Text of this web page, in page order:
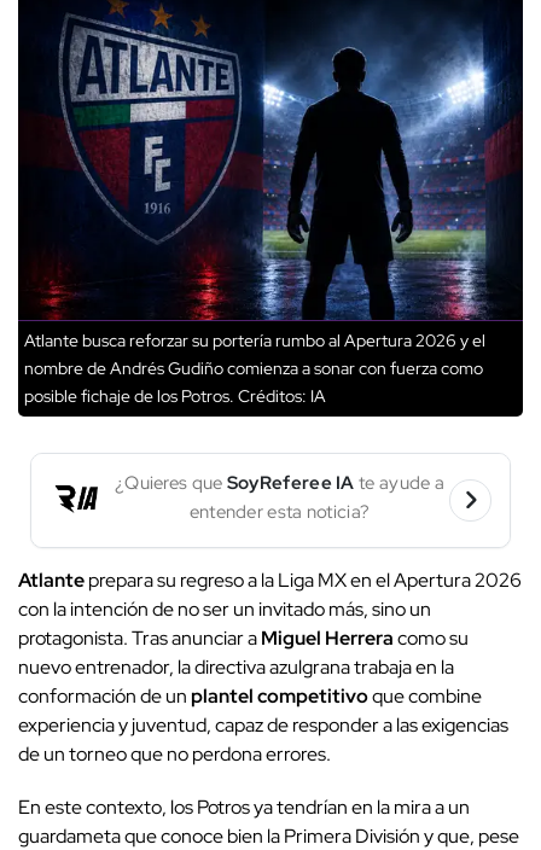
Atlante busca reforzar su portería rumbo al Apertura 2026 y el
nombre de Andrés Gudiño comienza a sonar con fuerza como
posible fichaje de los Potros. Créditos: IA
¿Quieres que SoyReferee IA te ayude a
entender esta noticia?
Atlanteprepara su regreso a la Liga MX en el Apertura 2026
con la intención de no ser un invitado más, sino un
protagonista. Tras anunciar aMiguel Herreracomo su
nuevo entrenador, la directiva azulgrana trabaja en la
conformación de unplantel competitivoque combine
experiencia y juventud, capaz de responder a las exigencias
de un torneo que no perdona errores.
En este contexto, los Potros ya tendrían en la mira a un
guardameta que conoce bien la Primera División y que, pese